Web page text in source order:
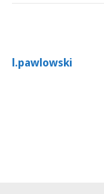
l.pawlowski